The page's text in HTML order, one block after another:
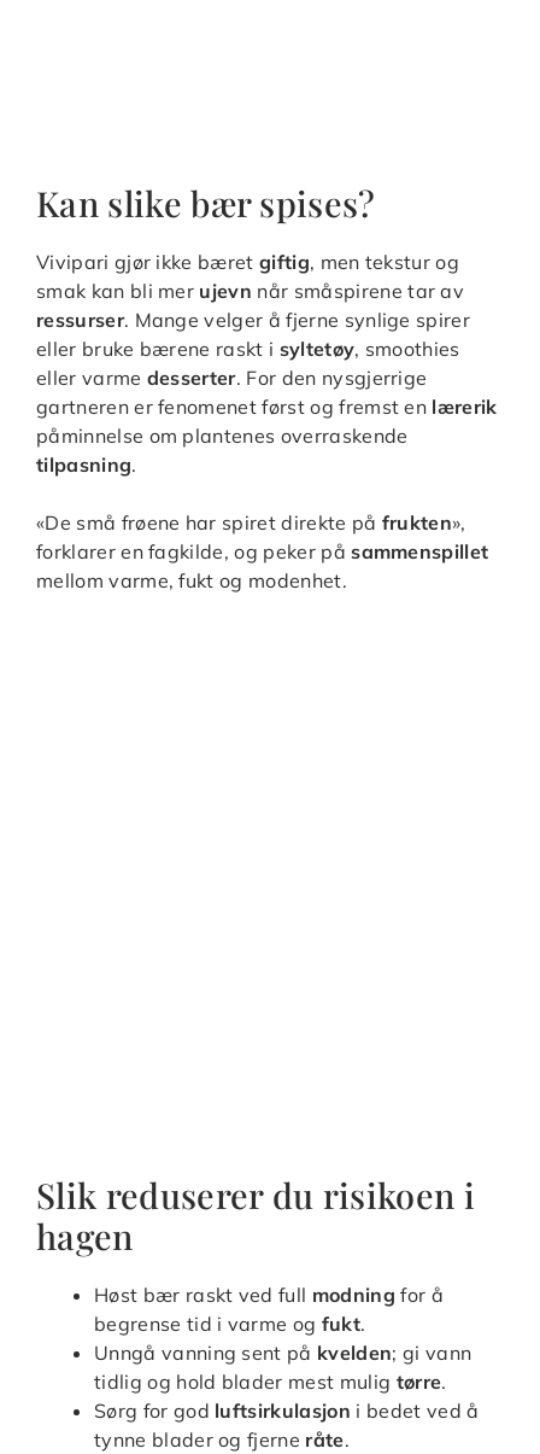
Kan slike bær spises?
Vivipari gjør ikke bæret giftig, men tekstur og
smak kan bli mer ujevn når småspirene tar av
ressurser. Mange velger å fjerne synlige spirer
eller bruke bærene raskt i syltetøy, smoothies
eller varme desserter. For den nysgjerrige
gartneren er fenomenet først og fremst en lærerik
påminnelse om plantenes overraskende
tilpasning.
«De små frøene har spiret direkte på frukten»,
forklarer en fagkilde, og peker påsammenspillet
mellom varme, fukt og modenhet.
Slik reduserer du risikoen i
hagen
Høst bær raskt ved full modning for å
begrense tid i varme og fukt.
Unngå vanning sent på kvelden; gi vann
tidlig og hold blader mest mulig tørre.
Sørg for god luftsirkulasjon i bedet ved å
tynne blader og fjerne råte.